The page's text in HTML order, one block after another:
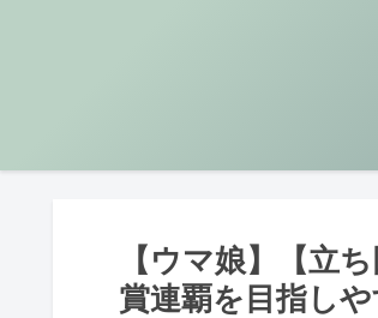
【ウマ娘】【立
賞連覇を目指しや